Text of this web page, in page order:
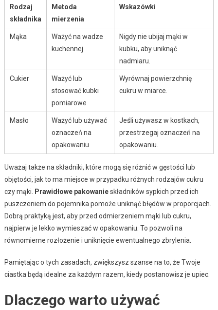
Rodzaj
składnika
Metoda
mierzenia
Wskazówki
Mąka
Ważyć na wadze
kuchennej
Nigdy nie ubijaj mąki w
kubku, aby uniknąć
nadmiaru.
Cukier
Ważyć lub
stosować kubki
pomiarowe
Wyrównaj powierzchnię
cukru w miarce.
Masło
Ważyć lub używać
oznaczeń na
opakowaniu
Jeśli używasz w kostkach,
przestrzegaj oznaczeń na
opakowaniu.
Uważaj także na składniki, które mogą się różnić w gęstości lub
objętości, jak to ma miejsce w przypadku różnych rodzajów cukru
czy mąki.
Prawidłowe pakowanieskładników sypkich przed ich
puszczeniem do pojemnika pomoże uniknąć błędów w proporcjach.
Dobrą praktyką jest, aby przed odmierzeniem mąki lub cukru,
najpierw je lekko wymieszać w opakowaniu. To pozwoli na
równomierne rozłożenie i uniknięcie ewentualnego zbrylenia.
Pamiętając o tych zasadach, zwiększysz szanse na to, że Twoje
ciastka będą idealne za każdym razem, kiedy postanowisz je upiec.
Dlaczego warto używać